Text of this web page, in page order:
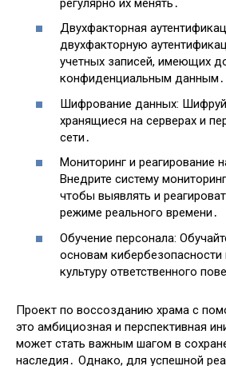
Двухфакторная
двухфакторную
учетных записей, имеющих
конфиденциальным данным․
Шифрование данных:
хранящиеся на серверах и
сети․
Мониторинг и реагирование
Внедрите систему
чтобы выявлять и
режиме реального времени․
Обучение персонала:
основам кибербезопасности
культуру ответственного
Проект по воссозданию храма с
это амбициозная и перспективная
может стать важным шагом в
наследия․ Однако, для успешной